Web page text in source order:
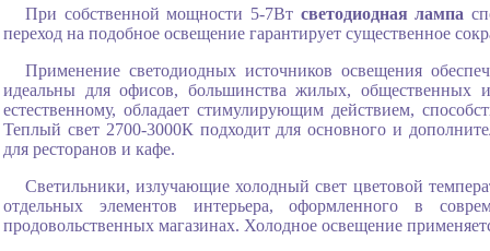
При собственной мощности 5-7Вт светодиодная лампа
переход на подобное освещение гарантирует существенное
Применение светодиодных источников освещения
идеальны для офисов, большинства жилых, общественных
естественному, обладает стимулирующим действием,
Теплый свет 2700-3000К подходит для основного и
для ресторанов и кафе.
Светильники, излучающие холодный свет цветовой
отдельных элементов интерьера, оформленного в
продовольственных магазинах. Холодное освещение